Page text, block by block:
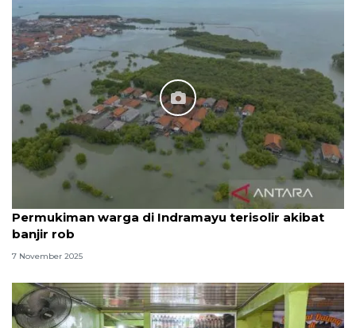
Permukiman warga di Indramayu terisolir akibat
banjir rob
7 November 2025